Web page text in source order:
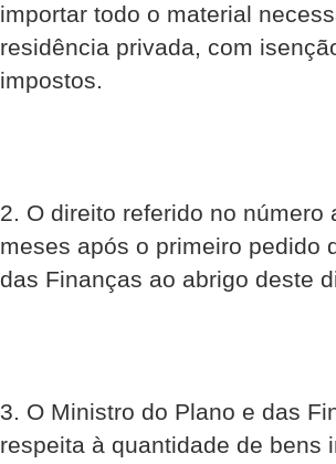
importar todo o material
residência privada, com
impostos.
2. O direito referido no
meses após o primeiro pedido
das Finanças ao abrigo deste
3. O Ministro do Plano e das
respeita à quantidade de bens